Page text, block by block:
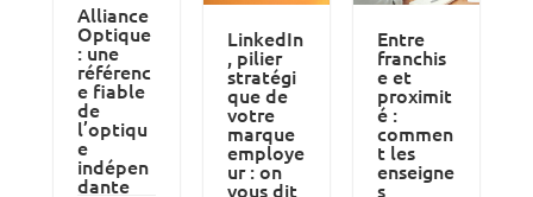
Alliance
Optique
: une
référenc
e fiable
de
l’optiqu
e
indépen
dante
LinkedIn
, pilier
stratégi
que de
votre
marque
employe
ur : on
vous dit
Entre
franchis
e et
proximit
é :
commen
t les
enseigne
s